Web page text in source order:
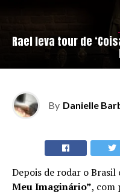
Rael leva tour de
By Danielle
Depois de rodar o Brasil
Meu Imaginário”, com